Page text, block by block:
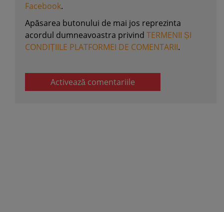
Facebook.
Apăsarea butonului de mai jos reprezinta
acordul dumneavoastra privind TERMENII ȘI
CONDIȚIILE PLATFORMEI DE COMENTARII.
Activează comentariile